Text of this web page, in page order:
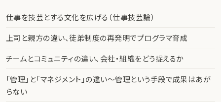
仕事を技芸とする文化を広げる（仕事技芸論）
上司と親方の違い、徒弟制度の再発明でプログラマ育成
チームとコミュニティの違い、会社・組織をどう捉えるか
「管理」と「マネジメント」の違い〜管理という手段で成果はあが
らない